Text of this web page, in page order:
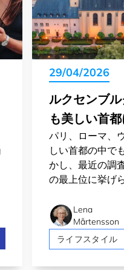
2nd most
29/04/2026
ルクセンブ
も美しい首
パリ、ローマ、
しい首都の中で
かし、最近の調
の最上位に挙げ
Lena
Mårtensson
ライフスタイル